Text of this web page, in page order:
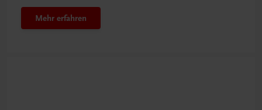
Mehr erfahren